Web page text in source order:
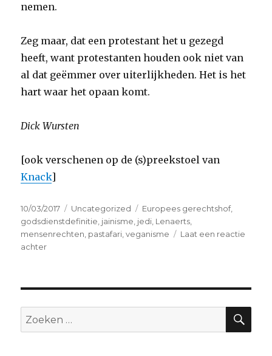
nemen.
Zeg maar, dat een protestant het u gezegd
heeft, want protestanten houden ook niet van
al dat geëmmer over uiterlijkheden. Het is het
hart waar het opaan komt.
Dick Wursten
[ook verschenen op de (s)preekstoel van
Knack]
Geplaatst
op
10/03/2017 Categorieën
Uncategorized Tags
Europees gerechtshof,
godsdienstdefinitie jainisme jedi Lenaerts
mensenrechten pastafari ,veganisme
Laat een reactie
achterop
van
‘religie’
in
Zoeken
naar: